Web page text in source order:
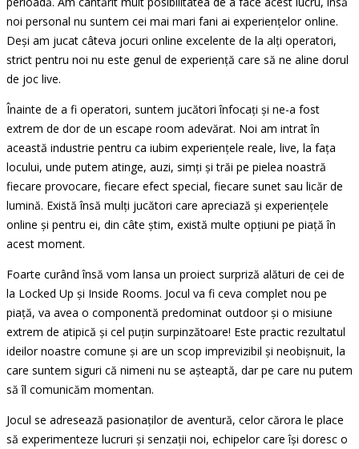
noi personal nu suntem cei mai mari fani ai experiențelor online.
Deși am jucat câteva jocuri online excelente de la alți operatori,
strict pentru noi nu este genul de experiență care să ne aline dorul
de joc live.
Înainte de a fi operatori, suntem jucători înfocați și ne-a fost
extrem de dor de un escape room adevărat. Noi am intrat în
această industrie pentru ca iubim experiențele reale, live, la fața
locului, unde putem atinge, auzi, simți și trăi pe pielea noastră
fiecare provocare, fiecare efect special, fiecare sunet sau licăr de
lumină. Există însă mulți jucători care apreciază și experiențele
online și pentru ei, din câte știm, există multe opțiuni pe piață în
acest moment.
Foarte curând însă vom lansa un proiect surpriză alături de cei de
la Locked Up și Inside Rooms. Jocul va fi ceva complet nou pe
piață, va avea o componentă predominat outdoor și o misiune
extrem de atipică și cel puțin surpinzătoare! Este practic rezultatul
ideilor noastre comune și are un scop imprevizibil și neobișnuit, la
care suntem siguri că nimeni nu se așteaptă, dar pe care nu putem
să îl comunicăm momentan.
Jocul se adresează pasionaților de aventură, celor cărora le place
să experimenteze lucruri și senzații noi, echipelor care își doresc o